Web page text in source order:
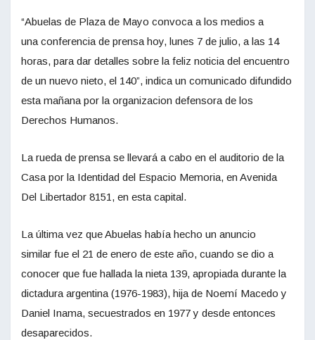
“Abuelas de Plaza de Mayo convoca a los medios a
una conferencia de prensa hoy, lunes 7 de julio, a las 14
horas, para dar detalles sobre la feliz noticia del encuentro
de un nuevo nieto, el 140”, indica un comunicado difundido
esta mañana por la organizacion defensora de los
Derechos Humanos.
La rueda de prensa se llevará a cabo en el auditorio de la
Casa por la Identidad del Espacio Memoria, en Avenida
Del Libertador 8151, en esta capital.
La última vez que Abuelas había hecho un anuncio
similar fue el 21 de enero de este año, cuando se dio a
conocer que fue hallada la nieta 139, apropiada durante la
dictadura argentina (1976-1983), hija de Noemí Macedo y
Daniel Inama, secuestrados en 1977 y desde entonces
desaparecidos.